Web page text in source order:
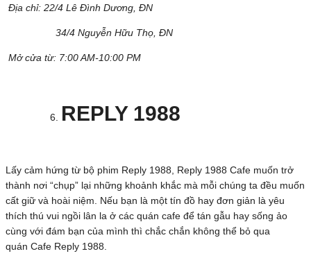
Địa chỉ: 22/4 Lê Đình Dương, ĐN
34/4 Nguyễn Hữu Thọ, ĐN
Mở cửa từ: 7:00 AM-10:00 PM
REPLY 1988
Lấy cảm hứng từ bộ phim Reply 1988, Reply 1988 Cafe muốn trở
thành nơi “chụp” lại những khoảnh khắc mà mỗi chúng ta đều muốn
cất giữ và hoài niệm. Nếu bạn là một tín đồ hay đơn giản là yêu
thích thú vui ngồi lân la ở các quán cafe để tán gẫu hay sống ảo
cùng với đám bạn của mình thì chắc chắn không thể bỏ qua
quán Cafe Reply 1988.